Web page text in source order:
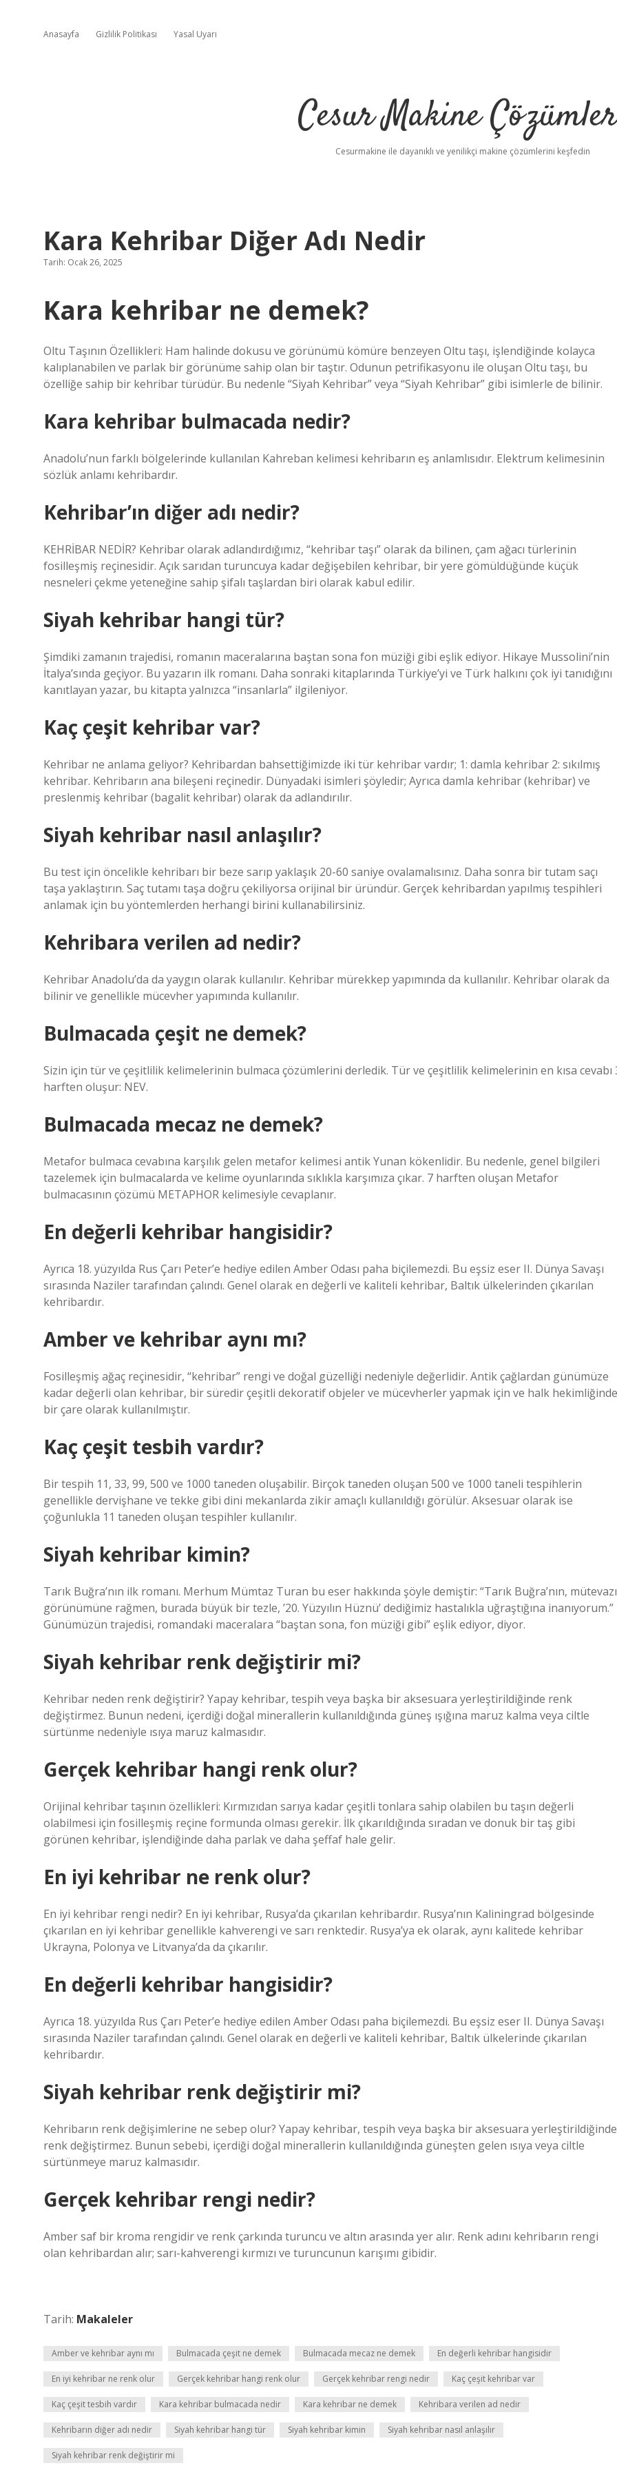
Anasayfa Gizlilik Politikası Yasal Uyarı
Cesur Makine
Cesurmakine ile dayanıklı ve yenilikçi makine çözümlerini keşfedin
Kara Kehribar Diğer Adı Nedir
Tarih: Ocak 26, 2025
Kara kehribar ne demek?
Oltu Taşının Özellikleri: Ham halinde dokusu ve görünümü kömüre benzeyen Oltu taşı, işlendiğinde kolayca
kalıplanabilen ve parlak bir görünüme sahip olan bir taştır. Odunun petrifikasyonu ile oluşan Oltu taşı, bu
özelliğe sahip bir kehribar türüdür. Bu nedenle “Siyah Kehribar” veya “Siyah Kehribar” gibi isimlerle de bilinir.
Kara kehribar bulmacada nedir?
Anadolu’nun farklı bölgelerinde kullanılan Kahreban kelimesi kehribarın eş anlamlısıdır. Elektrum kelimesinin
sözlük anlamı kehribardır.
Kehribar’ın diğer adı nedir?
KEHRİBAR NEDİR? Kehribar olarak adlandırdığımız, “kehribar taşı” olarak da bilinen, çam ağacı türlerinin
fosilleşmiş reçinesidir. Açık sarıdan turuncuya kadar değişebilen kehribar, bir yere gömüldüğünde küçük
nesneleri çekme yeteneğine sahip şifalı taşlardan biri olarak kabul edilir.
Siyah kehribar hangi tür?
Şimdiki zamanın trajedisi, romanın maceralarına baştan sona fon müziği gibi eşlik ediyor. Hikaye Mussolini’nin
İtalya’sında geçiyor. Bu yazarın ilk romanı. Daha sonraki kitaplarında Türkiye’yi ve Türk halkını çok iyi tanıdığını
kanıtlayan yazar, bu kitapta yalnızca “insanlarla” ilgileniyor.
Kaç çeşit kehribar var?
Kehribar ne anlama geliyor? Kehribardan bahsettiğimizde iki tür kehribar vardır; 1: damla kehribar 2: sıkılmış
kehribar. Kehribarın ana bileşeni reçinedir. Dünyadaki isimleri şöyledir; Ayrıca damla kehribar (kehribar) ve
preslenmiş kehribar (bagalit kehribar) olarak da adlandırılır.
Siyah kehribar nasıl anlaşılır?
Bu test için öncelikle kehribarı bir beze sarıp yaklaşık 20-60 saniye ovalamalısınız. Daha sonra bir tutam saçı
taşa yaklaştırın. Saç tutamı taşa doğru çekiliyorsa orijinal bir üründür. Gerçek kehribardan yapılmış tespihleri ​​
anlamak için bu yöntemlerden herhangi birini kullanabilirsiniz.
Kehribara verilen ad nedir?
Kehribar Anadolu’da da yaygın olarak kullanılır. Kehribar mürekkep yapımında da kullanılır. Kehribar olarak da
bilinir ve genellikle mücevher yapımında kullanılır.
Bulmacada çeşit ne demek?
Sizin için tür ve çeşitlilik kelimelerinin bulmaca çözümlerini derledik. Tür ve çeşitlilik kelimelerinin en kısa cevabı
harften oluşur: NEV.
Bulmacada mecaz ne demek?
Metafor bulmaca cevabına karşılık gelen metafor kelimesi antik Yunan kökenlidir. Bu nedenle, genel bilgileri
tazelemek için bulmacalarda ve kelime oyunlarında sıklıkla karşımıza çıkar. 7 harften oluşan Metafor
bulmacasının çözümü METAPHOR kelimesiyle cevaplanır.
En değerli kehribar hangisidir?
Ayrıca 18. yüzyılda Rus Çarı Peter’e hediye edilen Amber Odası paha biçilemezdi. Bu eşsiz eser II. Dünya Savaşı
sırasında Naziler tarafından çalındı. Genel olarak en değerli ve kaliteli kehribar, Baltık ülkelerinden çıkarılan
kehribardır.
Amber ve kehribar aynı mı?
Fosilleşmiş ağaç reçinesidir, “kehribar” rengi ve doğal güzelliği nedeniyle değerlidir. Antik çağlardan günümüze
kadar değerli olan kehribar, bir süredir çeşitli dekoratif objeler ve mücevherler yapmak için ve halk hekimliğinde
bir çare olarak kullanılmıştır.
Kaç çeşit tesbih vardır?
Bir tespih 11, 33, 99, 500 ve 1000 taneden oluşabilir. Birçok taneden oluşan 500 ve 1000 taneli tespihlerin
genellikle dervişhane ve tekke gibi dini mekanlarda zikir amaçlı kullanıldığı görülür. Aksesuar olarak ise
çoğunlukla 11 taneden oluşan tespihler kullanılır.
Siyah kehribar kimin?
Tarık Buğra’nın ilk romanı. Merhum Mümtaz Turan bu eser hakkında şöyle demiştir: “Tarık Buğra’nın, mütevazı
görünümüne rağmen, burada büyük bir tezle, ’20. Yüzyılın Hüznü’ dediğimiz hastalıkla uğraştığına inanıyorum.”
Günümüzün trajedisi, romandaki maceralara “baştan sona, fon müziği gibi” eşlik ediyor, diyor.
Siyah kehribar renk değiştirir mi?
Kehribar neden renk değiştirir? Yapay kehribar, tespih veya başka bir aksesuara yerleştirildiğinde renk
değiştirmez. Bunun nedeni, içerdiği doğal minerallerin kullanıldığında güneş ışığına maruz kalma veya ciltle
sürtünme nedeniyle ısıya maruz kalmasıdır.
Gerçek kehribar hangi renk olur?
Orijinal kehribar taşının özellikleri: Kırmızıdan sarıya kadar çeşitli tonlara sahip olabilen bu taşın değerli
olabilmesi için fosilleşmiş reçine formunda olması gerekir. İlk çıkarıldığında sıradan ve donuk bir taş gibi
görünen kehribar, işlendiğinde daha parlak ve daha şeffaf hale gelir.
En iyi kehribar ne renk olur?
En iyi kehribar rengi nedir? En iyi kehribar, Rusya’da çıkarılan kehribardır. Rusya’nın Kaliningrad bölgesinde
çıkarılan en iyi kehribar genellikle kahverengi ve sarı renktedir. Rusya’ya ek olarak, aynı kalitede kehribar
Ukrayna, Polonya ve Litvanya’da da çıkarılır.
En değerli kehribar hangisidir?
Ayrıca 18. yüzyılda Rus Çarı Peter’e hediye edilen Amber Odası paha biçilemezdi. Bu eşsiz eser II. Dünya Savaşı
sırasında Naziler tarafından çalındı. Genel olarak en değerli ve kaliteli kehribar, Baltık ülkelerinde çıkarılan
kehribardır.
Siyah kehribar renk değiştirir mi?
Kehribarın renk değişimlerine ne sebep olur? Yapay kehribar, tespih veya başka bir aksesuara yerleştirildiğinde
renk değiştirmez. Bunun sebebi, içerdiği doğal minerallerin kullanıldığında güneşten gelen ısıya veya ciltle
sürtünmeye maruz kalmasıdır.
Gerçek kehribar rengi nedir?
Amber saf bir kroma rengidir ve renk çarkında turuncu ve altın arasında yer alır. Renk adını kehribarın rengi
olan kehribardan alır; sarı-kahverengi kırmızı ve turuncunun karışımı gibidir.
Tarih: Makaleler
Amber ve kehribar aynı mı Bulmacada çeşit ne demek Bulmacada mecaz ne demek En değerli kehribar hangisidir
En iyi kehribar ne renk olur Gerçek kehribar hangi renk olur Gerçek kehribar rengi nedir Kaç çeşit kehribar var
Kaç çeşit tesbih vardır Kara kehribar bulmacada nedir Kara kehribar ne demek Kehribara verilen ad nedir
Kehribarın diğer adı nedir Siyah kehribar hangi tür Siyah kehribar kimin Siyah kehribar nasıl anlaşılır
Siyah kehribar renk değiştirir mi